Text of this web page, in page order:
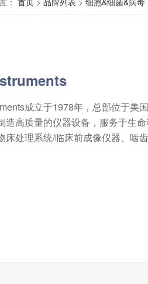
成立于1978年，总部位于美
造高质量的仪器设备，服务于生
床处理系统/临床前成像仪器、啮